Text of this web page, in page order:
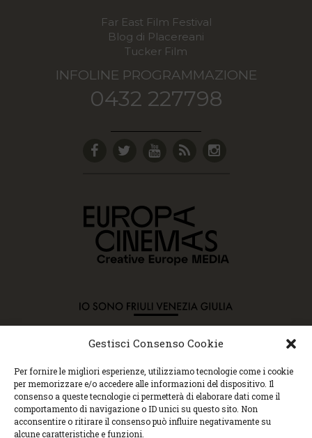
Gestisci Consenso Cookie
Per fornire le migliori esperienze, utilizziamo tecnologie come i cookie
per memorizzare e/o accedere alle informazioni del dispositivo. Il
consenso a queste tecnologie ci permetterà di elaborare dati come il
comportamento di navigazione o ID unici su questo sito. Non
acconsentire o ritirare il consenso può influire negativamente su
alcune caratteristiche e funzioni.
Far East Film Festival
Blog di Placereani
Tucker Film
INFOLINE PROGRAMMAZIONE
0432 227798
Copyright © 2015 Cec, Tutti i diritti riservati. Nessun
contenuto può essere copiato o manipolato. Accedendo al
sito approvi la Policy sulla privacy e la Policy sui
contenuti.
Centro espressioni cinematografiche, via Villalta, 24 |
33100 Udine | tel. 0432 299545 | P.Iva 01295290306 |